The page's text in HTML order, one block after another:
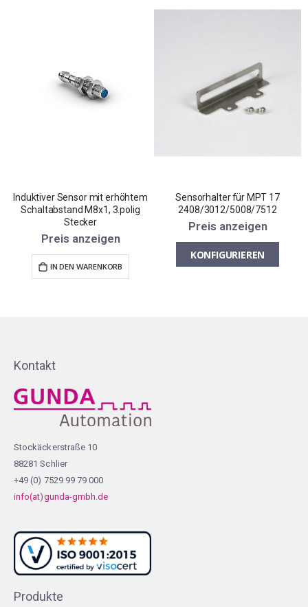
Induktiver Sensor mit erhöhtem
Schaltabstand M8x1, 3.polig
Stecker
Preis anzeigen
IN DEN WARENKORB
Sensorhalter für MPT 17
2408/3012/5008/7512
Preis anzeigen
KONFIGURIEREN
Kontakt
Stockäckerstraße 10
88281 Schlier
+49 (0) 7529 99 79 000
info(at)gunda-gmbh.de
Produkte